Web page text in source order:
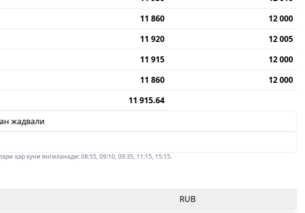
11 860
12 000
11 920
12 005
11 915
12 000
11 860
12 000
11 915.64
жадвали
ҳар куни янгиланади: 08:55, 09:10, 09:35, 11:15, 15:15.
RUB